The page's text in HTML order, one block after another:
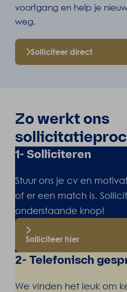
voortgang en help je
weg.
Solliciteer direct
Zo werkt ons
1- Solliciteren
Stuur ons je cv en
of er een match is.
onderstaande knop!
Solliciteer hier
2- Telefonisch
We vinden het leuk om